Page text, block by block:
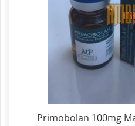
Primobolan 100mg